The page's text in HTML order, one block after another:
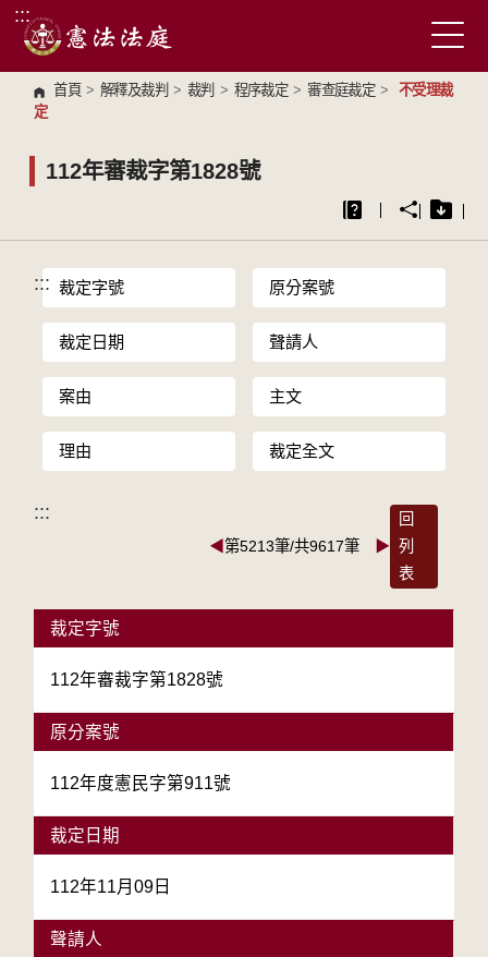
跳到主要內容區塊
:::
首頁 > 解釋及裁判 > 裁判 > 程序裁定 > 審查庭裁定 >
不受理裁
定
112年審裁字第1828號
::: 裁定字號 原分案號
裁定日期 聲請人
案由 主文
理由 裁定全文
:::
◀第5213筆/共9617筆 ▶
回
列
表
裁定字號
112年審裁字第1828號
原分案號
112年度憲民字第911號
裁定日期
112年11月09日
聲請人